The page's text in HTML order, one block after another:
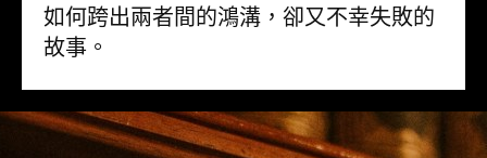
如何跨出兩者間的鴻溝，卻又不幸失敗的
故事。